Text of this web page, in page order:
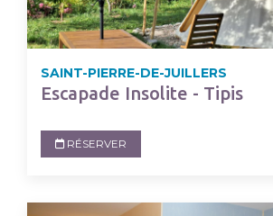
SAINT-PIERRE-DE-JUILLERS
Escapade Insolite - Tipis
RÉSERVER